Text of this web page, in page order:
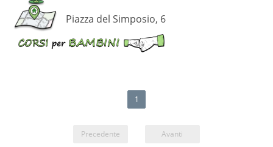
Piazza del Simposio, 6
Disponibili
1
Precedente Avanti